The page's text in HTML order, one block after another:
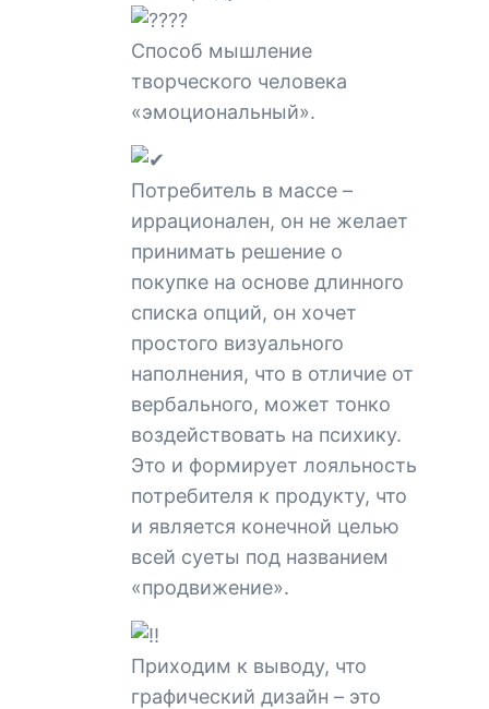
Способ мышление
творческого человека
«эмоциональный».
Потребитель в массе –
иррационален, он не желает
принимать решение о
покупке на основе длинного
списка опций, он хочет
простого визуального
наполнения, что в отличие от
вербального, может тонко
воздействовать на психику.
Это и формирует лояльность
потребителя к продукту, что
и является конечной целью
всей суеты под названием
«продвижение».
Приходим к выводу, что
графический дизайн – это